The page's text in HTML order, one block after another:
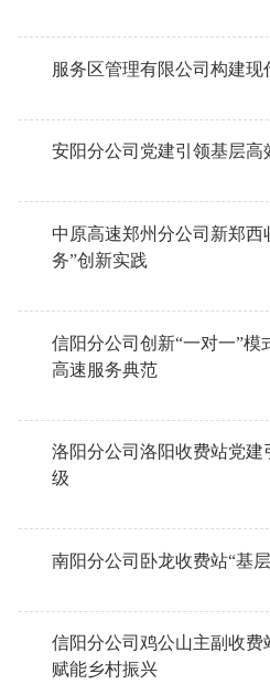
服务区管理有限公司构建
安阳分公司党建引领基层高
中原高速郑州分公司新郑西
务”创新实践
信阳分公司创新“一对一”模
高速服务典范
洛阳分公司洛阳收费站党
级
南阳分公司卧龙收费站“基
信阳分公司鸡公山主副收费
赋能乡村振兴